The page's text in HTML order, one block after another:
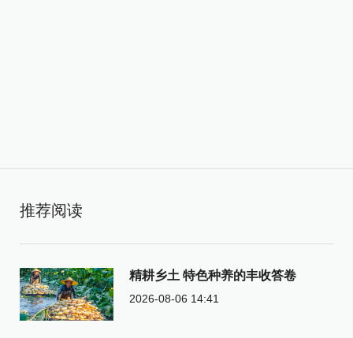
推荐阅读
精耕乡土 特色种养的丰收答卷
2026-08-06 14:41